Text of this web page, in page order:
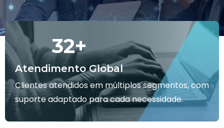
Atendimento Global
32+
Clientes atendidos em múltiplos segmentos, com
suporte adaptado para cada necessidade.